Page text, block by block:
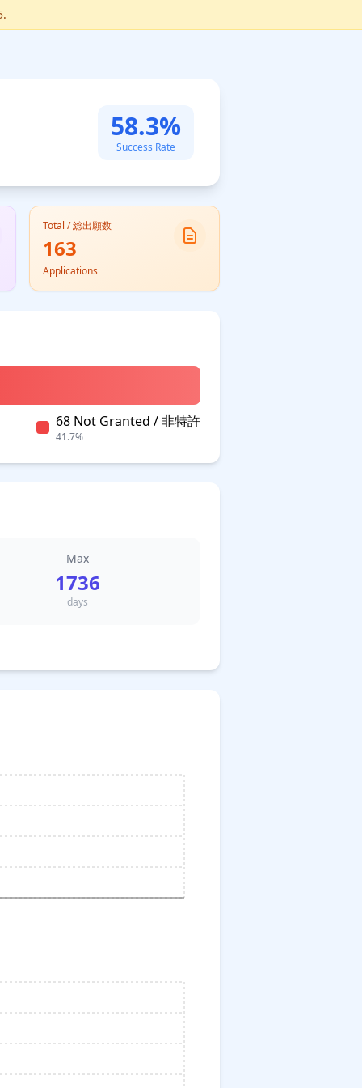
58.3%
Success Rate
Total / 総出願数
163
Applications
68 Not Granted / 非特許
41.7%
Max
1736
days